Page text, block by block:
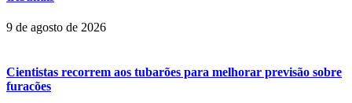
9 de agosto de 2026
Cientistas recorrem aos tubarões para melhorar previsão sobre
furacões